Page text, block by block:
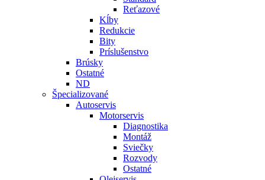
Reťazové
Kĺby
Redukcie
Bity
Príslušenstvo
Brúsky
Ostatné
ND
Špecializované
Autoservis
Motorservis
Diagnostika
Montáž
Sviečky
Rozvody
Ostatné